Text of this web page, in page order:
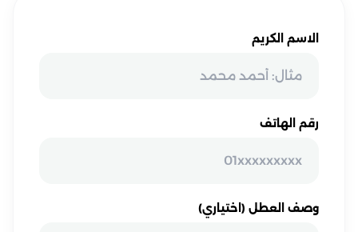
الاسم الكريم
رقم الهاتف
وصف العطل (اختياري)